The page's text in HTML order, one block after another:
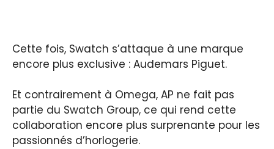
Cette fois, Swatch s’attaque à une marque
encore plus exclusive : Audemars Piguet.
Et contrairement à Omega, AP ne fait pas
partie du Swatch Group, ce qui rend cette
collaboration encore plus surprenante pour les
passionnés d’horlogerie.